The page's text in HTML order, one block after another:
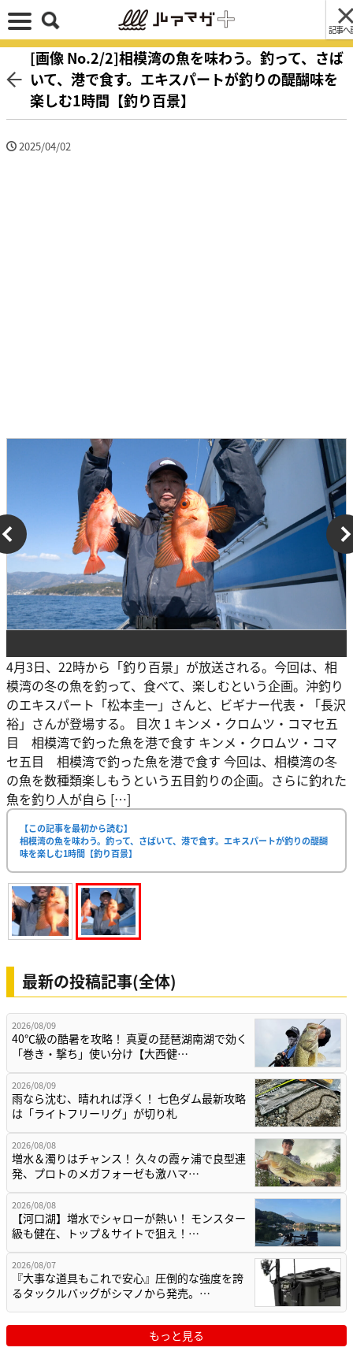
記事へ
[画像 No.2/2]相模湾の魚を味わう。釣って、さば
いて、港で食す。エキスパートが釣りの醍醐味を
楽しむ1時間【釣り百景】
2025/04/02
4月3日、22時から「釣り百景」が放送される。今回は、相
模湾の冬の魚を釣って、食べて、楽しむという企画。沖釣り
のエキスパート「松本圭一」さんと、ビギナー代表・「長沢
裕」さんが登場する。 目次 1 キンメ・クロムツ・コマセ五
目 相模湾で釣った魚を港で食す キンメ・クロムツ・コマ
セ五目 相模湾で釣った魚を港で食す 今回は、相模湾の冬
の魚を数種類楽しもうという五目釣りの企画。さらに釣れた
魚を釣り人が自ら […]
【この記事を最初から読む】
相模湾の魚を味わう。釣って、さばいて、港で食す。エキスパートが釣りの醍醐
味を楽しむ1時間【釣り百景】
最新の投稿記事(全体)
2026/08/09
40℃級の酷暑を攻略！ 真夏の琵琶湖南湖で効く
「巻き・撃ち」使い分け【大西健…
2026/08/09
雨なら沈む、晴れれば浮く！ 七色ダム最新攻略
は「ライトフリーリグ」が切り札
2026/08/08
増水＆濁りはチャンス！ 久々の霞ヶ浦で良型連
発、プロトのメガフォーゼも激ハマ…
2026/08/08
【河口湖】増水でシャローが熱い！ モンスター
級も健在、トップ＆サイトで狙え！…
2026/08/07
『大事な道具もこれで安心』圧倒的な強度を誇
るタックルバッグがシマノから発売。…
もっと見る